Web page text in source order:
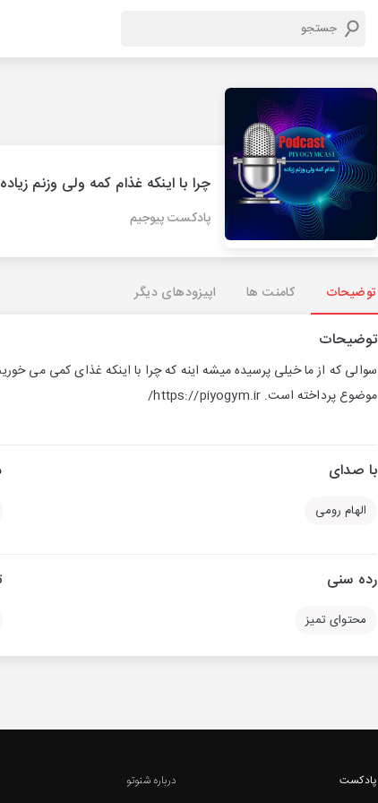
چرا با اینکه غذام کمه ولی وزنم
پادکست پیوجیم
توضیحات کامنت ها اپیزودهای دیگر
توضیحات
سوالی که از ما خیلی پرسیده میشه اینه که چرا با اینکه غذای کمی می
موضوع پرداخته است. https://piyogym.ir/
با صدای
الهام رومی
رده سنی
محتوای تمیز
پادکست
درباره شنوتو